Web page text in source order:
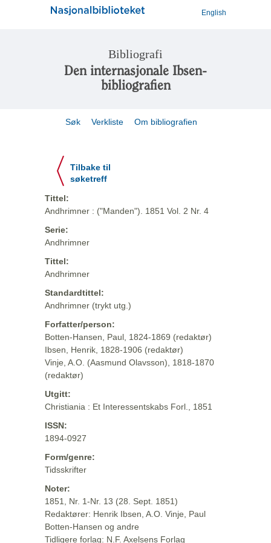
English
Bibliografi
Den internasjonale Ibsen-
bibliografien
Søk Verkliste Om bibliografien
Tilbake til
søketreff
Tittel:
Andhrimner : ("Manden"). 1851 Vol. 2 Nr. 4
Serie:
Andhrimner
Tittel:
Andhrimner
Standardtittel:
Andhrimner (trykt utg.)
Forfatter/person:
Botten-Hansen, Paul, 1824-1869 (redaktør)
Ibsen, Henrik, 1828-1906 (redaktør)
Vinje, A.O. (Aasmund Olavsson), 1818-1870
(redaktør)
Utgitt:
Christiania : Et Interessentskabs Forl., 1851
ISSN:
1894-0927
Form/genre:
Tidsskrifter
Noter:
1851, Nr. 1-Nr. 13 (28. Sept. 1851)
Redaktører: Henrik Ibsen, A.O. Vinje, Paul
Botten-Hansen og andre
Tidligere forlag: N.F. Axelsens Forlag